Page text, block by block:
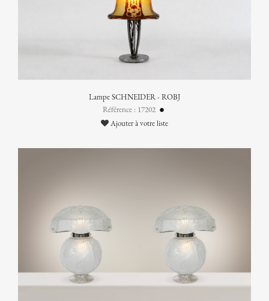
Lampe SCHNEIDER - ROBJ
Référence : 17202
Ajouter à votre liste